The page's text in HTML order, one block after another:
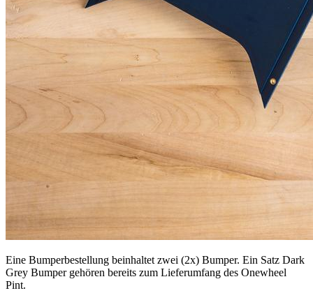
Eine Bumperbestellung beinhaltet zwei (2x) Bumper. Ein Satz Dark
Grey Bumper gehören bereits zum Lieferumfang des Onewheel
Pint.